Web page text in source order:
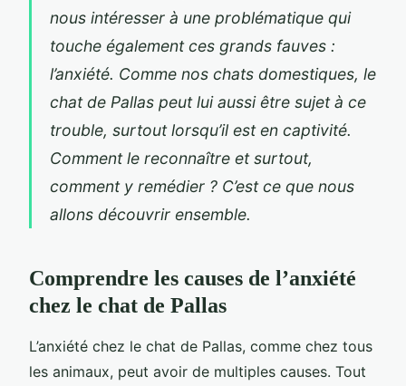
nous intéresser à une problématique qui
touche également ces grands fauves :
l’anxiété. Comme nos chats domestiques, le
chat de Pallas peut lui aussi être sujet à ce
trouble, surtout lorsqu’il est en captivité.
Comment le reconnaître et surtout,
comment y remédier ? C’est ce que nous
allons découvrir ensemble.
Comprendre les causes de l’anxiété
chez le chat de Pallas
L’anxiété chez le chat de Pallas, comme chez tous
les animaux, peut avoir de multiples causes. Tout